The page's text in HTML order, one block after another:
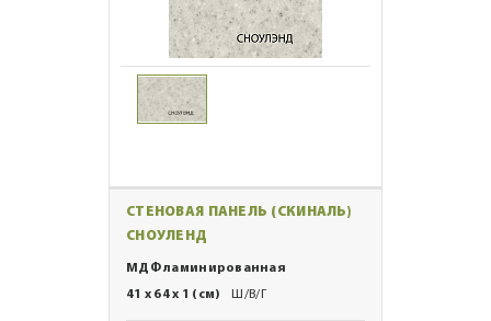
СТЕНОВАЯ ПАНЕЛЬ (СКИНАЛЬ)
СНОУЛЕНД
МДФ ламинированная
41 x 64 x 1 (см)
Ш/В/Г